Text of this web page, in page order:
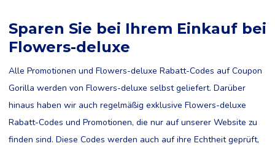
Sparen Sie bei Ihrem Einkauf bei
Flowers-deluxe
Alle Promotionen und Flowers-deluxe Rabatt-Codes auf Coupon
Gorilla werden von Flowers-deluxe selbst geliefert. Darüber
hinaus haben wir auch regelmäßig exklusive Flowers-deluxe
Rabatt-Codes und Promotionen, die nur auf unserer Website zu
finden sind. Diese Codes werden auch auf ihre Echtheit geprüft,